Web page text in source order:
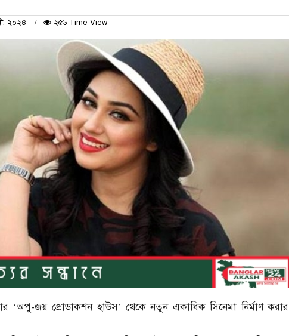
২০২৪ ২৫৬ Time View
‘অপু-জয় প্রোডাকশন হাউস’ থেকে নতুন একাধিক সিনেমা নির্মাণ করার